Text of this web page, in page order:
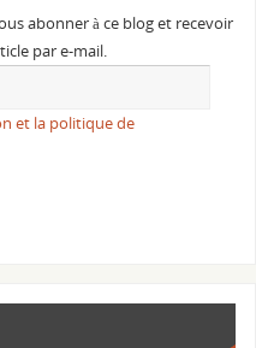
abonner à ce blog et recevoir
par e-mail.
et la politique de